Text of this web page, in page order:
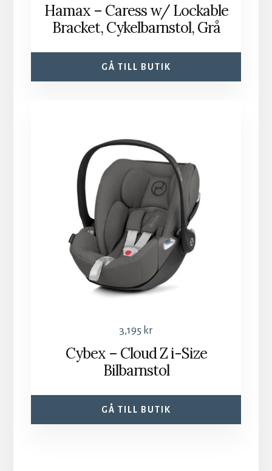
Hamax – Caress w/ Lockable
Bracket, Cykelbarnstol, Grå
GÅ TILL BUTIK
3,195 kr
Cybex – Cloud Z i-Size
Bilbarnstol
GÅ TILL BUTIK